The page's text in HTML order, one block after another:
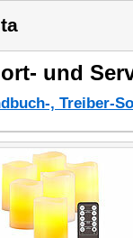
und
, Treiber-